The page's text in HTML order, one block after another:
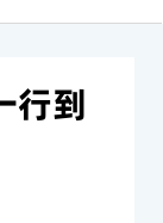
行到